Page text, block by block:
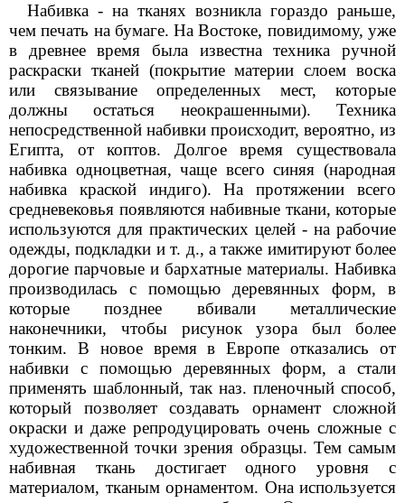
Набивка - на тканях возникла гораздо раньше,
чем печать на бумаге. На Востоке, повидимому, уже
в древнее время была известна техника ручной
раскраски тканей (покрытие материи слоем воска
или связывание определенных мест, которые
должны остаться неокрашенными). Техника
непосредственной набивки происходит, вероятно, из
Египта, от коптов. Долгое время существовала
набивка одноцветная, чаще всего синяя (народная
набивка краской индиго). На протяжении всего
средневековья появляются набивные ткани, которые
используются для практических целей - на рабочие
одежды, подкладки и т. д., а также имитируют более
дорогие парчовые и бархатные материалы. Набивка
производилась с помощью деревянных форм, в
которые позднее вбивали металлические
наконечники, чтобы рисунок узора был более
тонким. В новое время в Европе отказались от
набивки с помощью деревянных форм, а стали
применять шаблонный, так наз. пленочный способ,
который позволяет создавать орнамент сложной
окраски и даже репродуцировать очень сложные с
художественной точки зрения образцы. Тем самым
набивная ткань достигает одного уровня с
материалом, тканым орнаментом. Она используется